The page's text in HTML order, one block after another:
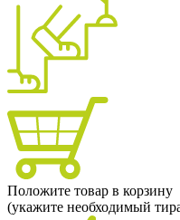
Положите товар в корзину
(укажите необходимый